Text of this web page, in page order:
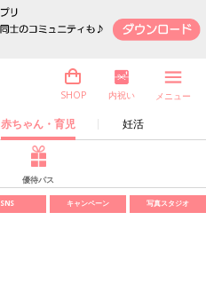
赤ちゃん・育児 妊活
SHOP 内祝い メニュー
優待パス
SNS キャンペーン 写真スタジオ